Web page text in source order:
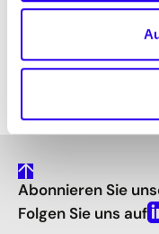
gehe
nach
oben
Abonnieren Sie
Folgen Sie uns auf